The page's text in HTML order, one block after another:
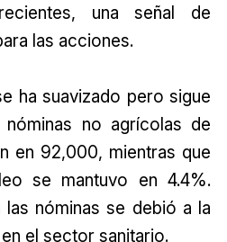
una señal de
las acciones.
ha suavizado pero sigue
no agrícolas de
en 92,000, mientras que
se mantuvo en 4.4%.
nóminas se debió a la
el sector sanitario.